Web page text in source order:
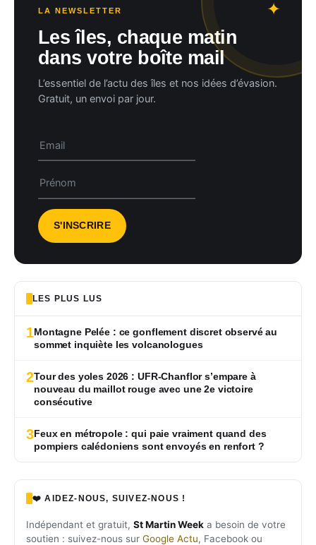
LA NEWSLETTER
Les îles, chaque matin
dans votre boîte mail
L’essentiel de l’actu des îles et nos idées d’évasion.
Gratuit, un envoi par jour.
LES PLUS LUS
1Montagne Pelée : ce gonflement discret observé au
sommet inquiète les volcanologues
2Tour des yoles 2026 : UFR-Chanflor s’empare à
nouveau du maillot rouge avec une 2e victoire
consécutive
3Feux en métropole : qui paie vraiment quand des
pompiers calédoniens sont envoyés en renfort ?
❤️ AIDEZ-NOUS, SUIVEZ-NOUS !
Indépendant et gratuit, St Martin Week a besoin de votre
soutien : suivez-nous sur Google Actu, Facebook ou